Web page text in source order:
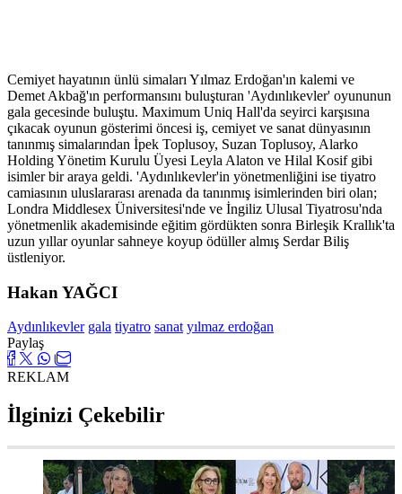
Cemiyet hayatının ünlü simaları Yılmaz Erdoğan'ın kalemi ve
Demet Akbağ'ın performansını buluşturan 'Aydınlıkevler' oyununun
gala gecesinde buluştu. Maximum Uniq Hall'da seyirci karşısına
çıkacak oyunun gösterimi öncesi iş, cemiyet ve sanat dünyasının
tanınmış simalarından İpek Toplusoy, Suzan Toplusoy, Alarko
Holding Yönetim Kurulu Üyesi Leyla Alaton ve Hilal Kosif gibi
isimler bir araya geldi. 'Aydınlıkevler'in yönetmenliğini ise tiyatro
camiasının uluslararası arenada da tanınmış isimlerinden biri olan;
Londra Middlesex Üniversitesi'nde ve İngiliz Ulusal Tiyatrosu'nda
yönetmenlik akademisinde eğitim gördükten sonra Birleşik Krallık'ta
uzun yıllar oyunlar sahneye koyup ödüller almış Serdar Biliş
üstleniyor.
Hakan YAĞCI
Aydınlıkevler gala tiyatro sanat yılmaz erdoğan
Paylaş
REKLAM
İlginizi Çekebilir